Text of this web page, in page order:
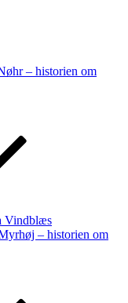
– historien om
Vindblæs
– historien om